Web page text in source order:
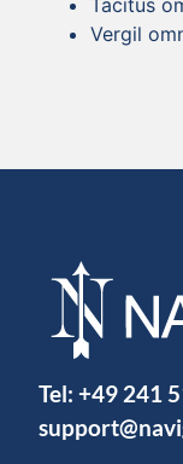
Vergil
Tel: +49 241